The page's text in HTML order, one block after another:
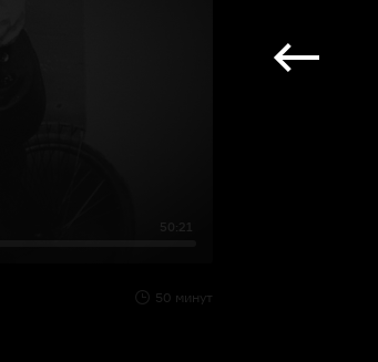
50:21
50 минут